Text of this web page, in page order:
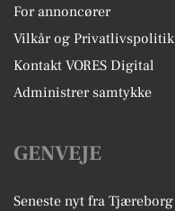
For annoncører
Vilkår og Privatlivspolitik
Kontakt VORES Digital
Administrer samtykke
GENVEJE
Seneste nyt fra Tjæreborg